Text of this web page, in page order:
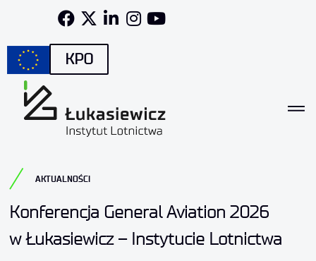
KPO
AKTUALNOŚCI
Konferencja General Aviation 2026
w Łukasiewicz – Instytucie Lotnictwa